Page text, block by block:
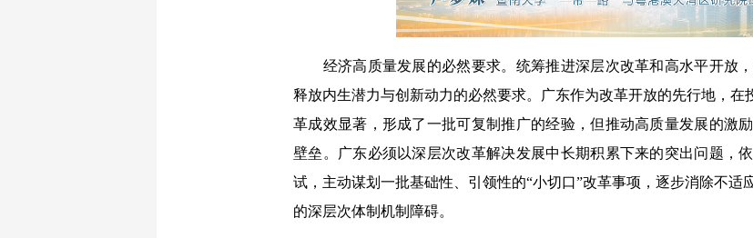
经济高质量发展的必然要求。统筹推进深层次改革和高水平开放，
释放内生潜力与创新动力的必然要求。广东作为改革开放的先行地，在
革成效显著，形成了一批可复制推广的经验，但推动高质量发展的激
壁垒。广东必须以深层次改革解决发展中长期积累下来的突出问题，
试，主动谋划一批基础性、引领性的“小切口”改革事项，逐步消除不适
的深层次体制机制障碍。